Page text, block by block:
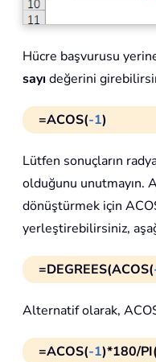
Hücre başvurusu
sayı değerini
=ACOS(-1)
Lütfen sonuçların
olduğunu unutmayın.
dönüştürmek için
yerleştirebilirsiniz,
=DEGREES(ACOS(
Alternatif olarak,
=ACOS(-1)*180/